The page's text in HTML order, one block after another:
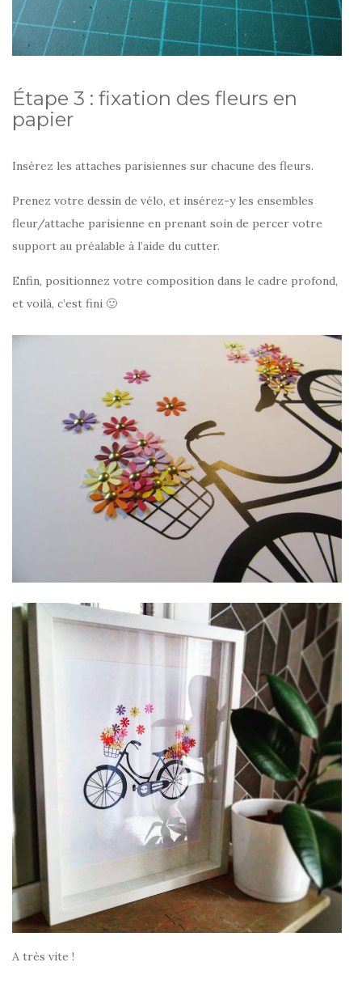
Étape 3 : fixation des fleurs en
papier
Insérez les attaches parisiennes sur chacune des fleurs.
Prenez votre dessin de vélo, et insérez-y les ensembles
fleur/attache parisienne en prenant soin de percer votre
support au préalable à l’aide du cutter.
Enfin, positionnez votre composition dans le cadre profond,
et voilà, c’est fini 🙂
A très vite !